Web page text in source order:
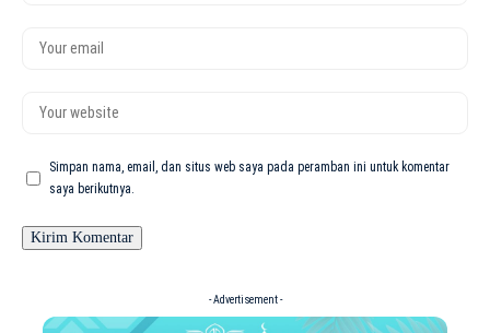
Simpan nama, email, dan situs web saya pada peramban ini untuk komentar
saya berikutnya.
- Advertisement -